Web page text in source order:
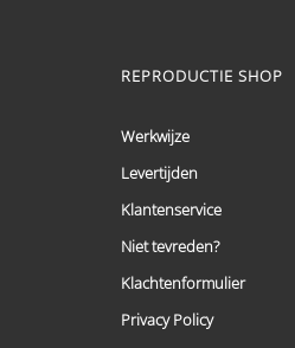
REPRODUCTIE SHOP
Werkwijze
Levertijden
Klantenservice
Niet tevreden?
Klachtenformulier
Privacy Policy